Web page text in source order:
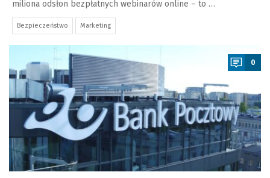
miliona odsłon bezpłatnych webinarów online – to …
Bezpieczeństwo Marketing
a
0